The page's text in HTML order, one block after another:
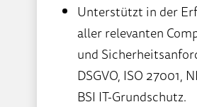
Unterstützt in der
aller relevanten
und
DSGVO, ISO 27001,
BSI IT-Grundschutz.